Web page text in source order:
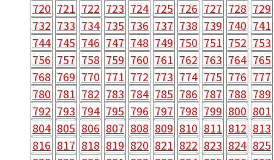
720 721 722 723 724 725 726 727 728 729
732 733 734 735 736 737 738 739 740 741
744 745 746 747 748 749 750 751 752 753
756 757 758 759 760 761 762 763 764 765
768 769 770 771 772 773 774 775 776 777
780 781 782 783 784 785 786 787 788 789
792 793 794 795 796 797 798 799 800 801
804 805 806 807 808 809 810 811 812 813
816 817 818 819 820 821 822 823 824 825